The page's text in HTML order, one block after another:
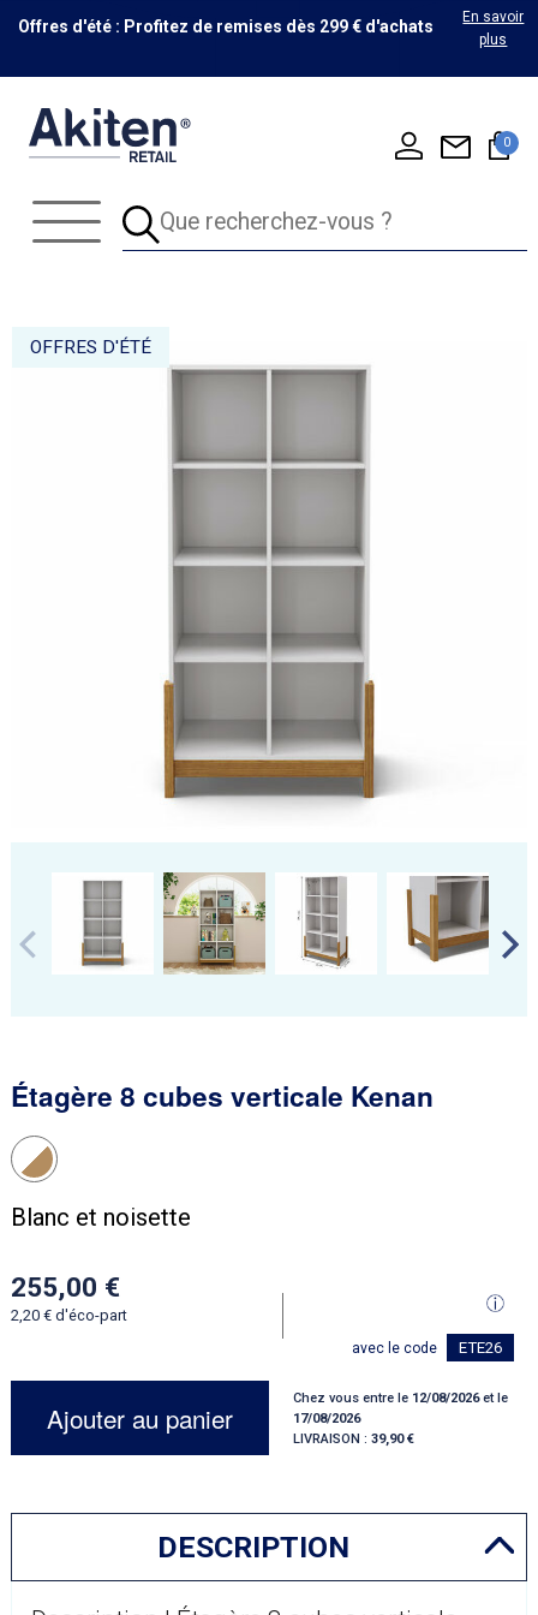
Offres d'été : Profitez de remises dès 299 € d'achats
En savoir
plus
0
OFFRES D'ÉTÉ
Étagère 8 cubes verticale Kenan
Blanc et noisette
255,00
2,20d'éco-part
avec le code ETE26
Ajouter au panier
Chez vous entre le 12/08/2026et le
17/08/2026
LIVRAISON : 39,90
DESCRIPTION